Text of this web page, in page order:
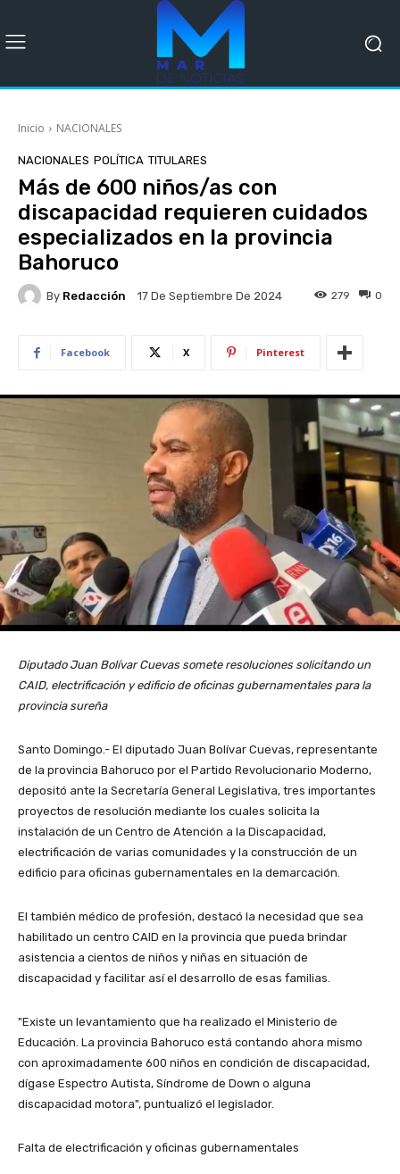
Inicio NACIONALES
NACIONALES POLÍTICA TITULARES
Más de 600 niños/as con
discapacidad requieren cuidados
especializados en la provincia
Bahoruco
By Redacción 17 De Septiembre De 2024 0
279
Facebook X Pinterest
Diputado Juan Bolívar Cuevas somete resoluciones solicitando un
CAID, electrificación y edificio de oficinas gubernamentales para la
provincia sureña
Santo Domingo.- El diputado Juan Bolívar Cuevas, representante
de la provincia Bahoruco por el Partido Revolucionario Moderno,
depositó ante la Secretaría General Legislativa, tres importantes
proyectos de resolución mediante los cuales solicita la
instalación de un Centro de Atención a la Discapacidad,
electrificación de varias comunidades y la construcción de un
edificio para oficinas gubernamentales en la demarcación.
El también médico de profesión, destacó la necesidad que sea
habilitado un centro CAID en la provincia que pueda brindar
asistencia a cientos de niños y niñas en situación de
discapacidad y facilitar así el desarrollo de esas familias.
"Existe un levantamiento que ha realizado el Ministerio de
Educación. La provincia Bahoruco está contando ahora mismo
con aproximadamente 600 niños en condición de discapacidad,
dígase Espectro Autista, Síndrome de Down o alguna
discapacidad motora", puntualizó el legislador.
Falta de electrificación y oficinas gubernamentales